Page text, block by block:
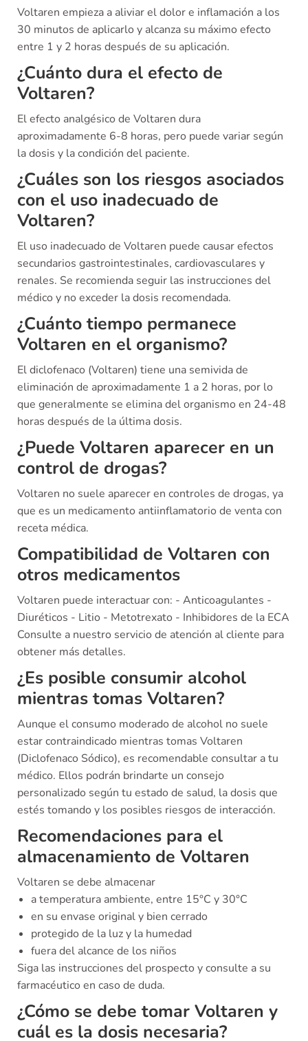
Voltaren empieza a aliviar el dolor e inflamación a los
30 minutos de aplicarlo y alcanza su máximo efecto
entre 1 y 2 horas después de su aplicación.
¿Cuánto dura el efecto de
Voltaren?
El efecto analgésico de Voltaren dura
aproximadamente 6-8 horas, pero puede variar según
la dosis y la condición del paciente.
¿Cuáles son los riesgos asociados
con el uso inadecuado de
Voltaren?
El uso inadecuado de Voltaren puede causar efectos
secundarios gastrointestinales, cardiovasculares y
renales. Se recomienda seguir las instrucciones del
médico y no exceder la dosis recomendada.
¿Cuánto tiempo permanece
Voltaren en el organismo?
El diclofenaco (Voltaren) tiene una semivida de
eliminación de aproximadamente 1 a 2 horas, por lo
que generalmente se elimina del organismo en 24-48
horas después de la última dosis.
¿Puede Voltaren aparecer en un
control de drogas?
Voltaren no suele aparecer en controles de drogas, ya
que es un medicamento antiinflamatorio de venta con
receta médica.
Compatibilidad de Voltaren con
otros medicamentos
Voltaren puede interactuar con: - Anticoagulantes -
Diuréticos - Litio - Metotrexato - Inhibidores de la ECA
Consulte a nuestro servicio de atención al cliente para
obtener más detalles.
¿Es posible consumir alcohol
mientras tomas Voltaren?
Aunque el consumo moderado de alcohol no suele
estar contraindicado mientras tomas Voltaren
(Diclofenaco Sódico), es recomendable consultar a tu
médico. Ellos podrán brindarte un consejo
personalizado según tu estado de salud, la dosis que
estés tomando y los posibles riesgos de interacción.
Recomendaciones para el
almacenamiento de Voltaren
Voltaren se debe almacenar
a temperatura ambiente, entre 15°C y 30°C
en su envase original y bien cerrado
protegido de la luz y la humedad
fuera del alcance de los niños
Siga las instrucciones del prospecto y consulte a su
farmacéutico en caso de duda.
¿Cómo se debe tomar Voltaren y
cuál es la dosis necesaria?